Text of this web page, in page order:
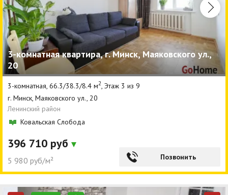
3-комнатная квартира, г. Минск, Маяковского ул.,
20
3-комнатная, 66.3/38.3/8.4 м2, Этаж 3 из 9
г. Минск, Маяковского ул., 20
Ленинский район
Ковальская Слобода
396 710 руб
5 980 руб/м² Позвонить